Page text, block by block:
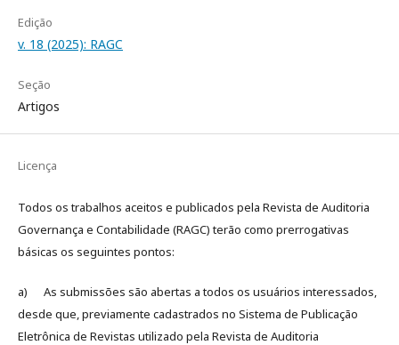
Edição
v. 18 (2025): RAGC
Seção
Artigos
Licença
Todos os trabalhos aceitos e publicados pela Revista de Auditoria
Governança e Contabilidade (RAGC) terão como prerrogativas
básicas os seguintes pontos:
a) As submissões são abertas a todos os usuários interessados,
desde que, previamente cadastrados no Sistema de Publicação
Eletrônica de Revistas utilizado pela Revista de Auditoria